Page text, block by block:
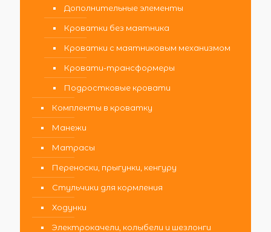
Дополнительные элементы
Кроватки без маятника
Кроватки с маятниковым механизмом
Кровати-трансформеры
Подростковые кровати
Комплекты в кроватку
Манежи
Матрасы
Переноски, прыгунки, кенгуру
Стульчики для кормления
Ходунки
Электрокачели, колыбели и шезлонги